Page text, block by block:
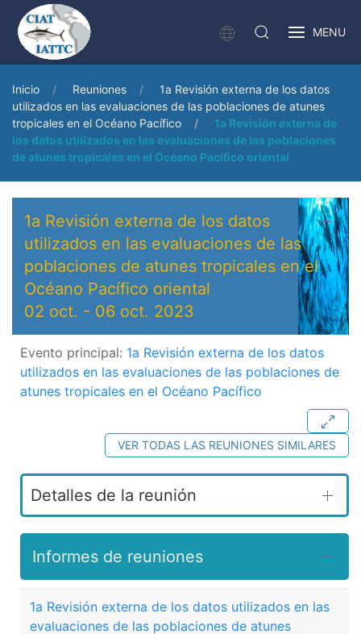
MENU
Inicio Reuniones
1a Revisión externa de los datos
utilizados en las evaluaciones de las poblaciones de atunes
tropicales en el Océano Pacífico
1a Revisión externa de
los datos utilizados en las evaluaciones de las poblaciones
de atunes tropicales en el Océano Pacífico oriental
1a Revisión externa de los datos
utilizados en las evaluaciones de las
poblaciones de atunes tropicales en el
Océano Pacífico oriental
02 oct. - 06 oct. 2023
Evento principal: 1a Revisión externa de los datos
utilizados en las evaluaciones de las poblaciones de
atunes tropicales en el Océano Pacífico
VER TODAS LAS REUNIONES SIMILARES
Detalles de la reunión
Informes de reuniones
1a Revisión externa de los datos utilizados en las
evaluaciones de las poblaciones de atunes